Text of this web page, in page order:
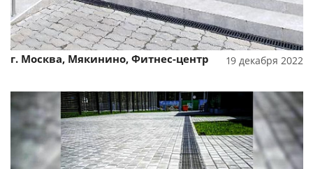
г. Москва, Мякинино, Фитнес-центр 19 декабря 2022